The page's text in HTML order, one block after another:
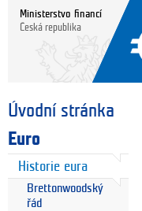
Ministerstvo financí
Česká republika
Úvodní stránka
Euro
Historie eura
Brettonwoodský
řád